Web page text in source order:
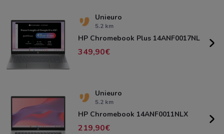
Unieuro
5.2 km
HP Chromebook Plus 14ANF0017NL
349,90
Unieuro
5.2 km
HP Chromebook 14ANF0011NLX
219,90